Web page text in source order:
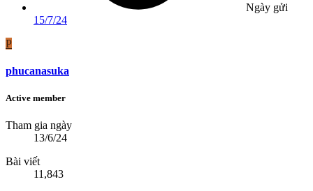
Ngày gửi
15/7/24
P
phucanasuka
Active member
Tham gia ngày
13/6/24
Bài viết
11,843